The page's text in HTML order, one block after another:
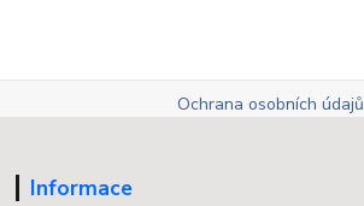
Ochrana osobních údajů
Informace